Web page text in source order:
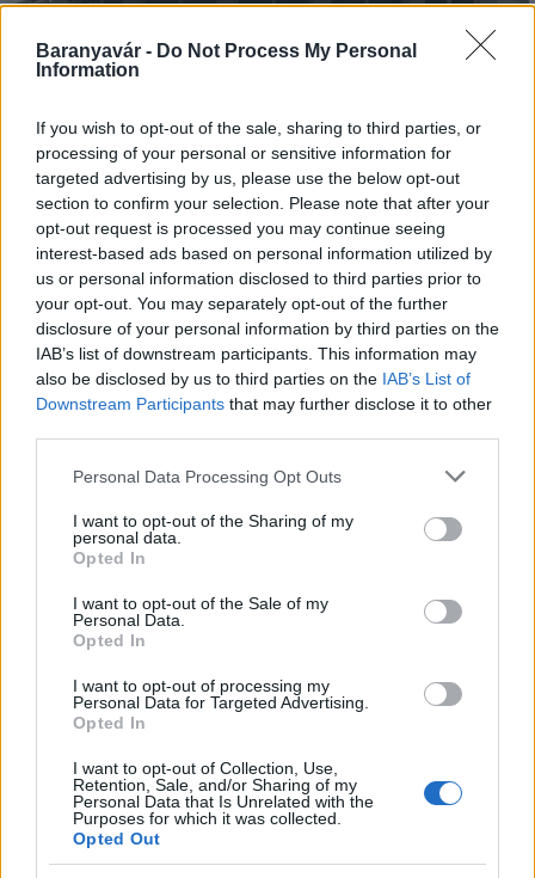
Baranyavár - Do Not Process My Personal
Information
If you wish to opt-out of the sale, sharing to third parties, or
processing of your personal or sensitive information for
targeted advertising by us, please use the below opt-out
section to confirm your selection. Please note that after your
opt-out request is processed you may continue seeing
interest-based ads based on personal information utilized by
us or personal information disclosed to third parties prior to
your opt-out. You may separately opt-out of the further
disclosure of your personal information by third parties on the
IAB’s list of downstream participants. This information may
also be disclosed by us to third parties on the IAB’s List of
Downstream Participants that may further disclose it to other
Please note that this website/app uses one or more Google
not limited to your visit or usage behaviour. You may click to
grant or deny consent to Google and its third-party tags to
use your data for below specified purposes in below Google
consent section.
Personal Data Processing Opt Outs
I want to opt-out of the Sharing of my
personal data.
Opted In
I want to opt-out of the Sale of my
Personal Data.
Opted In
I want to opt-out of processing my
Personal Data for Targeted Advertising.
Opted In
I want to opt-out of Collection, Use,
Retention, Sale, and/or Sharing of my
Personal Data that Is Unrelated with the
Purposes for which it was collected.
Opted Out
Gál Ferenc Egyetem
Országos hírek
A lakosságra is fontos szerep hárul a
szúnyoginvázió elkerülésében
Országos hírek
Itt az ÉVOSZ megoldása a hőhullámok és
az energiakrízis kezelésére
Miért éri meg Afrikában utat építeni?
Kihívások labirintusában